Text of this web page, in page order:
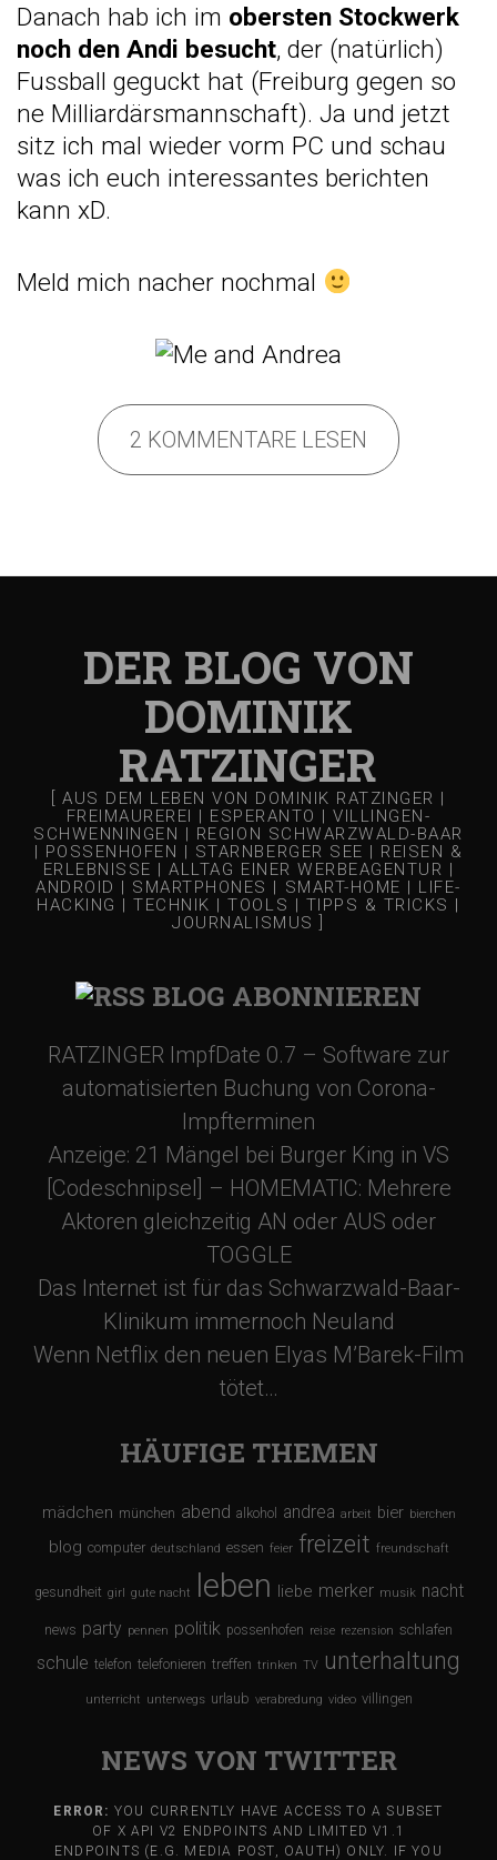
Danach hab ich im obersten Stockwerk
noch den Andi besucht, der (natürlich)
Fussball geguckt hat (Freiburg gegen so
ne Milliardärsmannschaft). Ja und jetzt
sitz ich mal wieder vorm PC und schau
was ich euch interessantes berichten
kann xD.
Meld mich nacher nochmal
2 KOMMENTARE LESEN
DER BLOG VON
DOMINIK
RATZINGER
[ AUS DEM LEBEN VON DOMINIK RATZINGER |
FREIMAUREREI | ESPERANTO | VILLINGEN-
SCHWENNINGEN | REGION SCHWARZWALD-BAAR
| POSSENHOFEN | STARNBERGER SEE | REISEN &
ERLEBNISSE | ALLTAG EINER WERBEAGENTUR |
ANDROID | SMARTPHONES | SMART-HOME | LIFE-
HACKING | TECHNIK | TOOLS | TIPPS & TRICKS |
JOURNALISMUS ]
BLOG ABONNIEREN
RATZINGER ImpfDate 0.7 – Software zur
automatisierten Buchung von Corona-
Impfterminen
Anzeige: 21 Mängel bei Burger King in VS
[Codeschnipsel] – HOMEMATIC: Mehrere
Aktoren gleichzeitig AN oder AUS oder
TOGGLE
Das Internet ist für das Schwarzwald-Baar-
Klinikum immernoch Neuland
Wenn Netflix den neuen Elyas M’Barek-Film
tötet…
HÄUFIGE THEMEN
mädchen münchen abend alkohol andrea arbeit bier bierchen
blog computer deutschland essen feier freizeit freundschaft
gesundheit girl gute nacht leben liebe merker musik nacht
news party pennen politik possenhofen reise rezension schlafen
schule telefon telefonieren treffen trinken TV unterhaltung
unterricht unterwegs urlaub verabredung video villingen
NEWS VON TWITTER
ERROR: YOU CURRENTLY HAVE ACCESS TO A SUBSET
OF X API V2 ENDPOINTS AND LIMITED V1.1
ENDPOINTS (E.G. MEDIA POST, OAUTH) ONLY. IF YOU